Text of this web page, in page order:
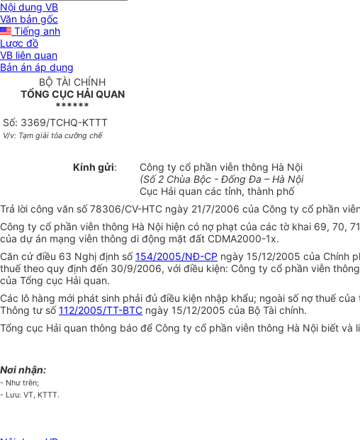
Nội dung VB
Văn bản gốc
Tiếng anh
Lược đồ
VB liên quan
Bản án áp dụng
BỘ TÀI CHÍNH
TỔNG CỤC HẢI QUAN
******
Số: 3369/TCHQ-KTTT
V/v: Tạm giải tỏa cưỡng chế
Kính gửi:
Công ty cổ phần viễn thông Hà Nội
(Số 2 Chùa Bộc - Đống Đa – Hà Nội
Cục Hải quan các tỉnh, thành phố
Trả lời công văn số 78306/CV-HTC ngày 21/7/2006 của Công ty cổ phần
Công ty cổ phần viễn thông Hà Nội hiện có nợ phạt của các tờ khai 69, 70,
của dự án mạng viễn thông di động mặt đất CDMA2000-1x.
Căn cứ điều 63 Nghị định số154/2005/NĐ-CP ngày 15/12/2005 của Chính
thuế theo quy định đến 30/9/2006, với điều kiện: Công ty cổ phần viễn
của Tổng cục Hải quan.
Các lô hàng mới phát sinh phải đủ điều kiện nhập khẩu; ngoài số nợ thuế
Thông tư số112/2005/TT-BTC ngày 15/12/2005 của Bộ Tài chính.
Tổng cục Hải quan thông báo để Công ty cổ phần viễn thông Hà Nội biết
Nơi nhận:
- Như trên;
- Lưu: VT, KTTT.